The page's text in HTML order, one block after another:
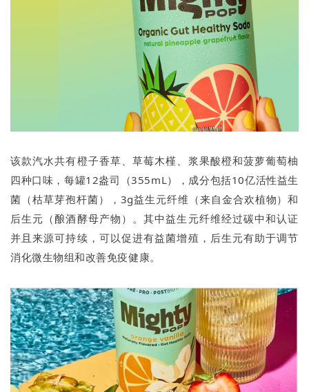
该款汽水共有橙子香草、草莓木槿、浆果酸橙和菠萝葡萄柚
四种口味，每罐12盎司（355mL），成分包括10亿活性益生
菌（枯草芽孢杆菌），3g益生元纤维（来自金合欢植物）和
后生元（酿酒酵母产物）。其中益生元纤维经过碳中和认证
并且来源可持续，可以促进有益菌增殖，后生元有助于调节
消化微生物组和改善免疫健康。